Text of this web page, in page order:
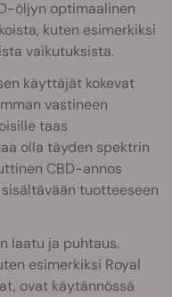
öljyn optimaalinen
kuten esimerkiksi
vaikutuksista.
käyttäjät kokevat
vastineen
taas
olla täyden spektrin
CBD-annos
tuotteeseen
laatu ja puhtaus.
esimerkiksi Royal
ovat käytännössä